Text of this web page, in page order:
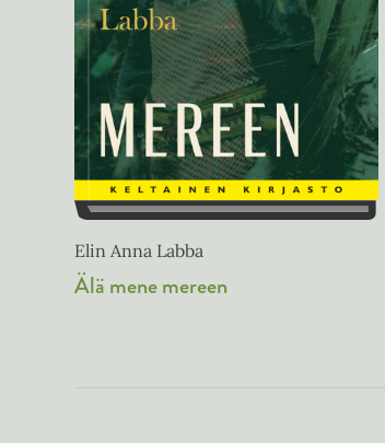
Elin Anna Labba
Älä mene mereen